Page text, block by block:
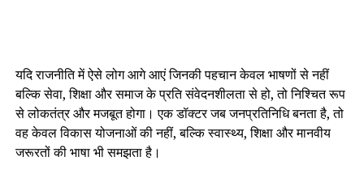
यदि राजनीति में ऐसे लोग आगे आएं जिनकी पहचान केवल भाषणों से नहीं
बल्कि सेवा, शिक्षा और समाज के प्रति संवेदनशीलता से हो, तो निश्चित रूप
से लोकतंत्र और मजबूत होगा। एक डॉक्टर जब जनप्रतिनिधि बनता है, तो
वह केवल विकास योजनाओं की नहीं, बल्कि स्वास्थ्य, शिक्षा और मानवीय
जरूरतों की भाषा भी समझता है।